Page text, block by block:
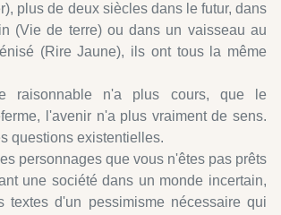
plus de deux siècles dans le futur, dans
(Vie de terre) ou dans un vaisseau au
(Rire Jaune), ils ont tous la même
raisonnable n'a plus cours, que le
l'avenir n'a plus vraiment de sens.
questions existentielles.
personnages que vous n'êtes pas prêts
une société dans un monde incertain,
textes d'un pessimisme nécessaire qui